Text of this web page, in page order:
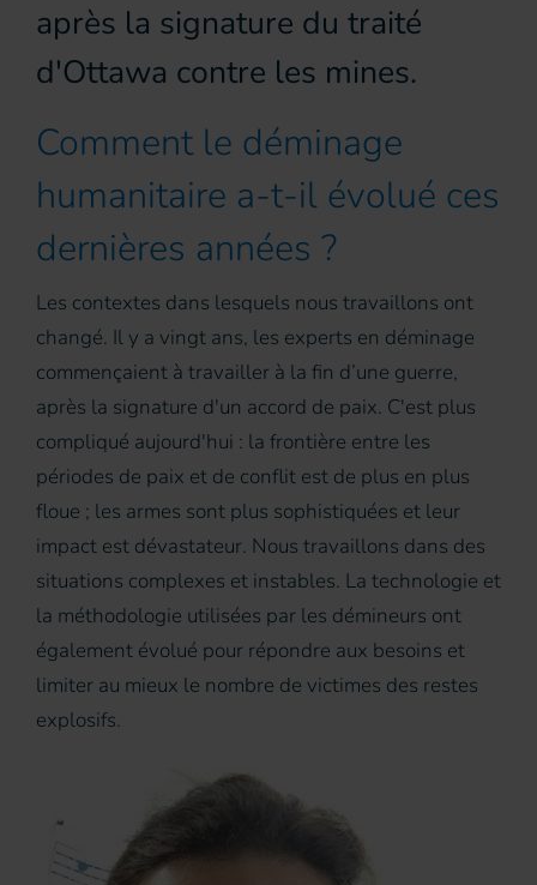
après la signature du traité
d'Ottawa contre les mines.
Comment le déminage
humanitaire a-t-il évolué ces
dernières années ?
Les contextes dans lesquels nous travaillons ont
changé. Il y a vingt ans, les experts en déminage
commençaient à travailler à la fin d’une guerre,
après la signature d'un accord de paix. C'est plus
compliqué aujourd'hui : la frontière entre les
périodes de paix et de conflit est de plus en plus
floue ; les armes sont plus sophistiquées et leur
impact est dévastateur. Nous travaillons dans des
situations complexes et instables. La technologie et
la méthodologie utilisées par les démineurs ont
également évolué pour répondre aux besoins et
limiter au mieux le nombre de victimes des restes
explosifs.